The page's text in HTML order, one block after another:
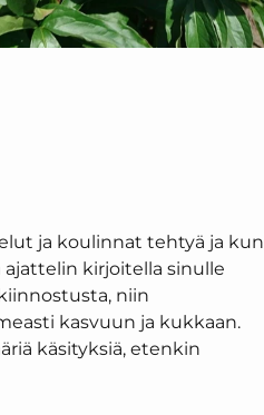
ja koulinnat tehtyä ja kun
kirjoitella sinulle
niin
kasvuun ja kukkaan.
käsityksiä, etenkin